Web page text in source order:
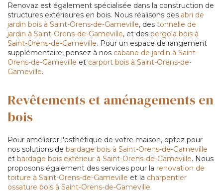
Renovaz est également spécialisée dans la construction de
structures extérieures en bois. Nous réalisons des abri de
jardin bois à Saint-Orens-de-Gameville, des tonnelle de
jardin à Saint-Orens-de-Gameville, et des pergola bois à
Saint-Orens-de-Gameville. Pour un espace de rangement
supplémentaire, pensez à nos cabane de jardin à Saint-
Orens-de-Gameville et carport bois à Saint-Orens-de-
Gameville.
Revêtements et aménagements en
bois
Pour améliorer l'esthétique de votre maison, optez pour
nos solutions de bardage bois à Saint-Orens-de-Gameville
et bardage bois extérieur à Saint-Orens-de-Gameville. Nous
proposons également des services pour la renovation de
toiture à Saint-Orens-de-Gameville et la charpentier
ossature bois à Saint-Orens-de-Gameville.